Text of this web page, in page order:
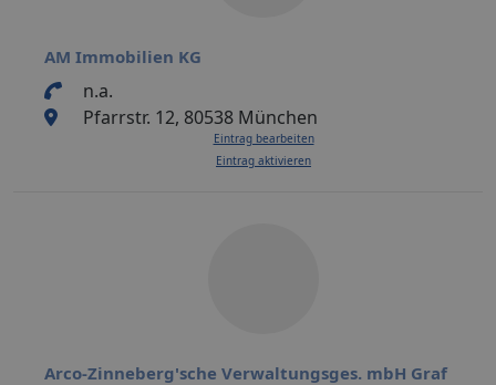
AM Immobilien KG
n.a.
Pfarrstr. 12, 80538 München
Eintrag bearbeiten
Eintrag aktivieren
Arco-Zinneberg'sche Verwaltungsges. mbH Graf